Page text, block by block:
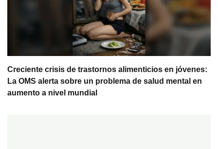
Creciente crisis de trastornos alimenticios en jóvenes:
La OMS alerta sobre un problema de salud mental en
aumento a nivel mundial